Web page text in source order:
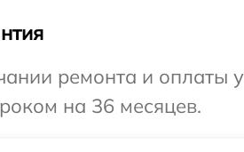
ремонта и оплаты
на 36 месяцев.